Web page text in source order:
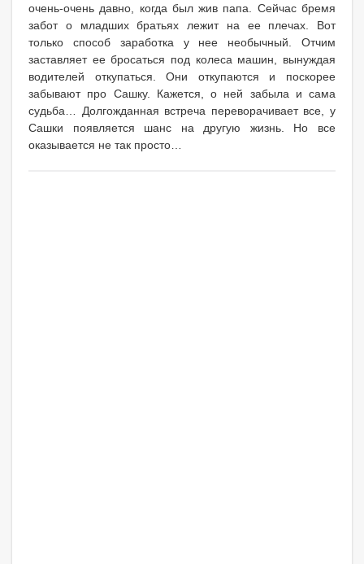
очень-очень давно, когда был жив папа. Сейчас бремя
забот о младших братьях лежит на ее плечах. Вот
только способ заработка у нее необычный. Отчим
заставляет ее бросаться под колеса машин, вынуждая
водителей откупаться. Они откупаются и поскорее
забывают про Сашку. Кажется, о ней забыла и сама
судьба… Долгожданная встреча переворачивает все, у
Сашки появляется шанс на другую жизнь. Но все
оказывается не так просто…